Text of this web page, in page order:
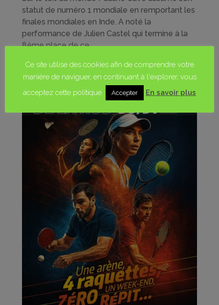
statut de numéro 1 mondiale en remportant les
finales mondiales en Inde. A noté la
performance de Julien Castel qui termine à la
8ème place de ce...
Ce site utilise des cookies afin de comprendre votre
manière de naviguer, en continuant à l'explorer, vous
acceptez cette politique.
Accepter En savoir plus